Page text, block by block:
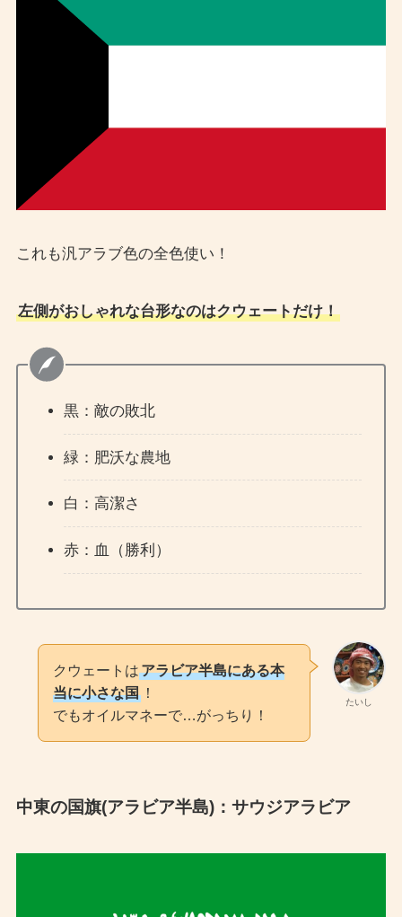
これも汎アラブ色の全色使い！
左側がおしゃれな台形なのはクウェートだけ！
黒：敵の敗北
緑：肥沃な農地
白：高潔さ
赤：血（勝利）
たいし
クウェートはアラビア半島にある本
当に小さな国 ！
でもオイルマネーで…がっちり！
中東の国旗(アラビア半島)：サウジアラビア